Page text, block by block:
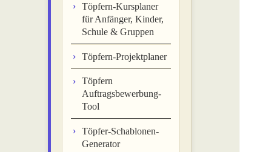
Töpfern-Kursplaner
für Anfänger, Kinder,
Schule & Gruppen
Töpfern-Projektplaner
Töpfern
Auftragsbewerbung-
Tool
Töpfer-Schablonen-
Generator